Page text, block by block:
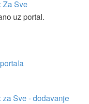
Za Sve
uz portal.
za Sve - dodavanje